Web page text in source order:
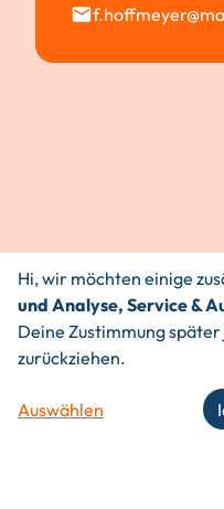
Hi, wir möchten einige
und Analyse, Service &
Deine Zustimmung
zurückziehen.
Auswählen